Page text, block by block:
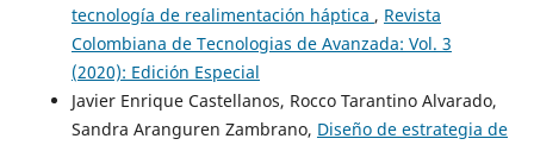
tecnología de realimentación háptica , Revista
Colombiana de Tecnologias de Avanzada: Vol. 3
(2020): Edición Especial
Javier Enrique Castellanos, Rocco Tarantino Alvarado,
Sandra Aranguren Zambrano, Diseño de estrategia de